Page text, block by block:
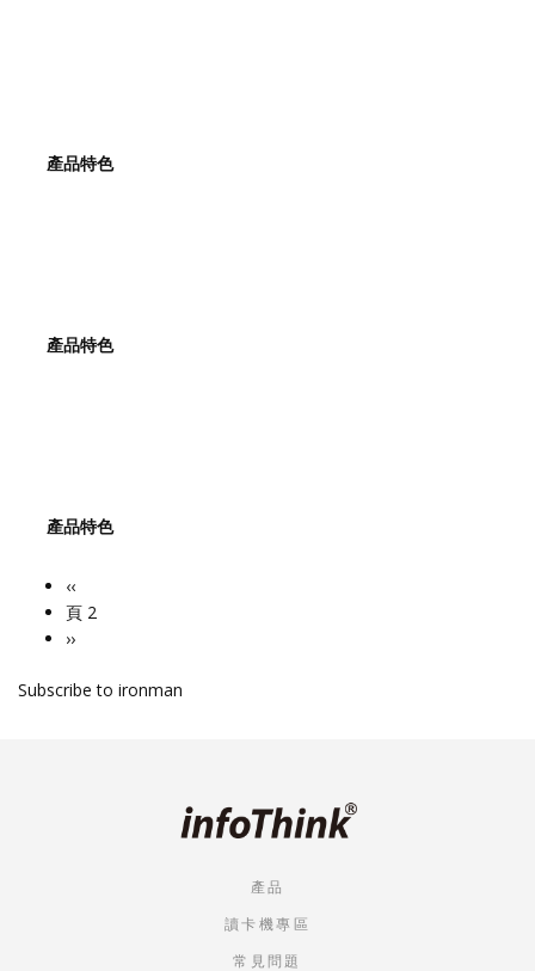
產品特色
產品特色
產品特色
Pagination
Previous
page
‹‹
頁 2
下
頁
››
Subscribe to ironman
產品
讀卡機專區
常見問題